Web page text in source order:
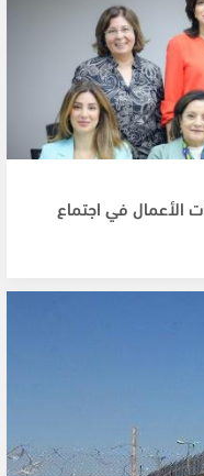
الأعمال في اجتماع